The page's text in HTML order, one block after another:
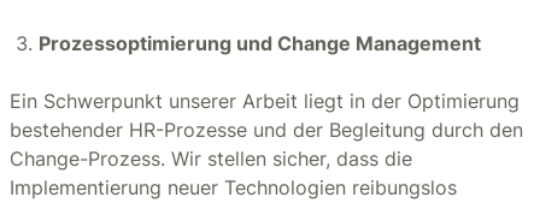
Prozessoptimierung und Change Management
Ein Schwerpunkt unserer Arbeit liegt in der Optimierung
bestehender HR-Prozesse und der Begleitung durch den
Change-Prozess. Wir stellen sicher, dass die
Implementierung neuer Technologien reibungslos